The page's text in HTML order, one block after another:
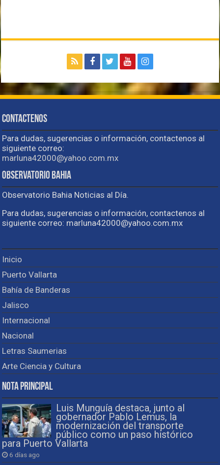
Contactenos
Para dudas, sugerencias o información, contactenos al
siguiente correo:
marluna42000@yahoo.com.mx
Observatorio Bahia
Observatorio Bahia Noticias al Día.
Para dudas, sugerencias o información, contactenos al
siguiente correo: marluna42000@yahoo.com.mx
Inicio
Puerto Vallarta
Bahía de Banderas
Jalisco
Internacional
Nacional
Letras Saumerias
Arte Ciencia y Cultura
Nota Principal
Luis Munguía destaca, junto al
gobernador Pablo Lemus, la
modernización del transporte
público como un paso histórico
para Puerto Vallarta
6 días ago